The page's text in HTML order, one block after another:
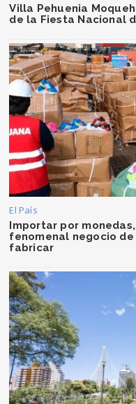
Villa Pehuenia
de la Fiesta Nacional
El País
Importar por
fenomenal negocio
fabricar